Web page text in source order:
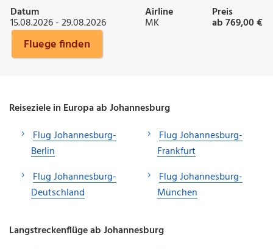
Datum
15.08.2026 - 29.08.2026
Airline
MK
Preis
ab 769,00 €
Fluege finden
Reiseziele in Europa ab Johannesburg
Flug Johannesburg-
Berlin
Flug Johannesburg-
Deutschland
Flug Johannesburg-
Frankfurt
Flug Johannesburg-
München
Langstreckenflüge ab Johannesburg